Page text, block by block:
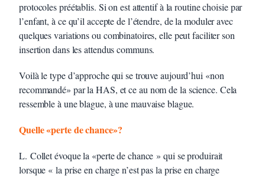
protocoles préétablis. Si on est attentif à la routine choisie par
l’enfant, à ce qu’il accepte de l’étendre, de la moduler avec
quelques variations ou combinatoires, elle peut faciliter son
insertion dans les attendus communs.
Voilà le type d’approche qui se trouve aujourd’hui «non
recommandé» par la HAS, et ce au nom de la science. Cela
ressemble à une blague, à une mauvaise blague.
Quelle «perte de chance»?
L. Collet évoque la «perte de chance » qui se produirait
lorsque « la prise en charge n’est pas la prise en charge